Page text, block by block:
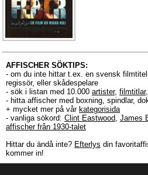
AFFISCHER SÖKTIPS:
- om du inte hittar t.ex. en svensk
regissör, eller skådespelare
- sök i listan med 10.000 artister, filmtitlar,
- hitta affischer med boxning, spindlar,
+ mycket mer på vår kategorisida
- vanliga sökord: Clint Eastwood, James
affischer från 1930-talet
Hittar du ändå inte? Efterlys din
kommer in!